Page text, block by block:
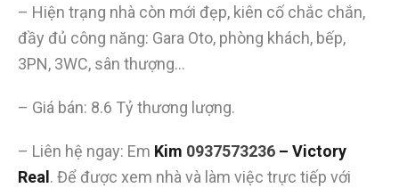
– Hiện trạng nhà còn mới đẹp, kiên cố chắc chắn,
đầy đủ công năng: Gara Oto, phòng khách, bếp,
3PN, 3WC, sân thượng…
– Giá bán: 8.6 Tỷ thương lượng.
– Liên hệ ngay: Em Kim 0937573236 – Victory
Real . Để được xem nhà và làm việc trực tiếp với